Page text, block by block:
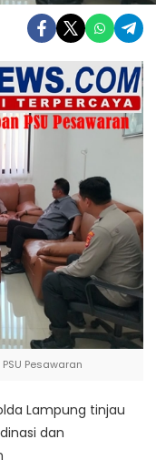
Pesawaran
Lampung tinjau
dan